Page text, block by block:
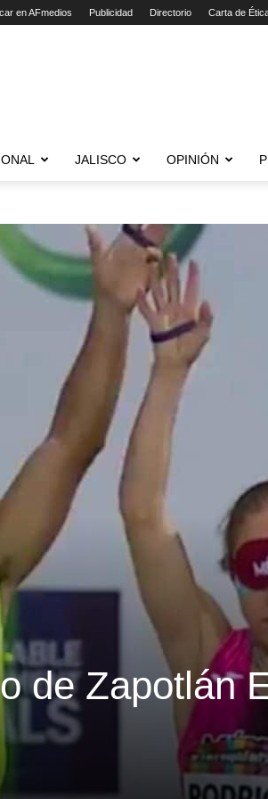
en AFmedios Publicidad Directorio Carta de
JALISCO OPINIÓN
de Zapotlán